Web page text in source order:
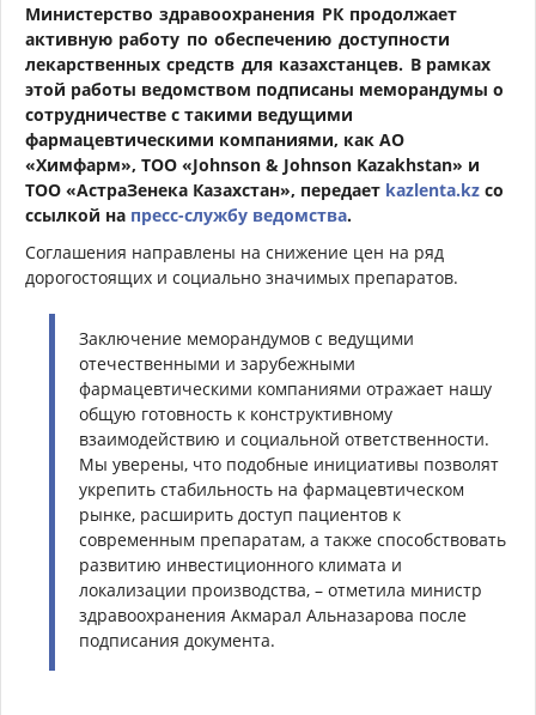
Министерство здравоохранения РК продолжает
активную работу по обеспечению доступности
лекарственных средств для казахстанцев. В рамках
этой работы ведомством подписаны меморандумы о
сотрудничестве с такими ведущими
фармацевтическими компаниями, как АО
«Химфарм», ТОО «Johnson & Johnson Kazakhstan» и
ТОО «АстраЗенека Казахстан», передает kazlenta.kz со
ссылкой на пресс-службу ведомства.
Соглашения направлены на снижение цен на ряд
дорогостоящих и социально значимых препаратов.
Заключение меморандумов с ведущими
отечественными и зарубежными
фармацевтическими компаниями отражает нашу
общую готовность к конструктивному
взаимодействию и социальной ответственности.
Мы уверены, что подобные инициативы позволят
укрепить стабильность на фармацевтическом
рынке, расширить доступ пациентов к
современным препаратам, а также способствовать
развитию инвестиционного климата и
локализации производства, – отметила министр
здравоохранения Акмарал Альназарова после
подписания документа.